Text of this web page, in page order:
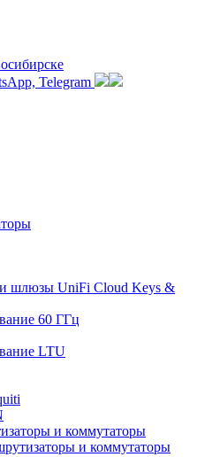
Telegram
шлюзы UniFi Cloud Keys &
60 ГГц
LTU
и коммутаторы
и коммутаторы